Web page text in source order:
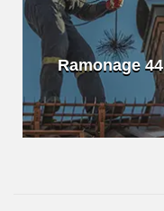
Ramonage 44